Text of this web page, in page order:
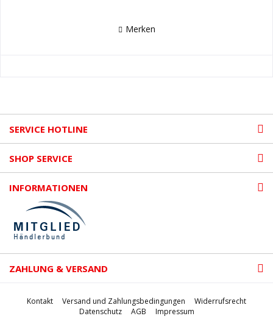
Merken
SERVICE HOTLINE
SHOP SERVICE
INFORMATIONEN
ZAHLUNG & VERSAND
Kontakt Versand und Zahlungsbedingungen
Widerrufsrecht
Datenschutz
AGB Impressum